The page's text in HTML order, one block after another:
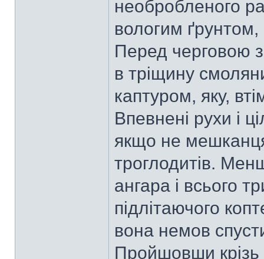
необробленого
вологим
Перед черговою
в тріщину
каптуром, яку,
Впевнені рухи і
якщо не
троглодитів.
ангара і всього
підлітаючого
вона немов
Пройшовши крізь